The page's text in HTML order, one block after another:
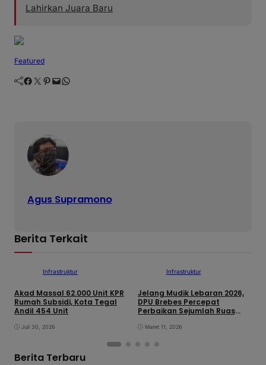
Lahirkan Juara Baru
Featured
Facebook Twitter Pinterest Mail WhatsApp
Agus Supramono
Berita Terkait
Infrastruktur
Akad Massal 62.000 Unit KPR
Rumah Subsidi, Kota Tegal
Andil 454 Unit
Juli 30, 2026
Infrastruktur
Jelang Mudik Lebaran 2026,
DPU Brebes Percepat
Perbaikan Sejumlah Ruas
Maret 11, 2026
Berita Terbaru